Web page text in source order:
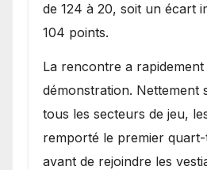
de 124 à 20, soit un écart
104 points.
La rencontre a
démonstration. Nettement
tous les secteurs de jeu,
remporté le premier
avant de rejoindre les